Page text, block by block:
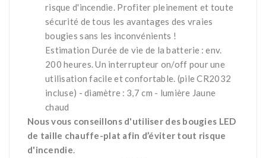
risque d'incendie. Profiter pleinement et toute
sécurité de tous les avantages des vraies
bougies sans les inconvénients !
Estimation Durée de vie de la batterie : env.
200 heures. Un interrupteur on/off pour une
utilisation facile et confortable. (pile CR2032
incluse) - diamètre : 3,7 cm - lumière Jaune
chaud
Nous vous conseillons d'utiliser des bougies LED
de taille chauffe-plat afin d’éviter tout risque
d'incendie.